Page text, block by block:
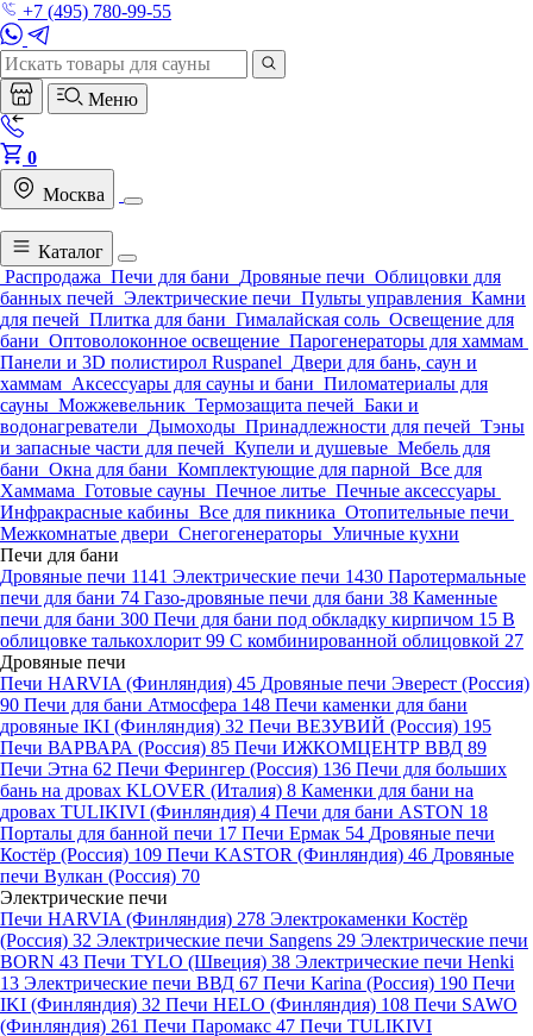
+7 (495) 780-99-55
Меню
0
Москва
Каталог
Распродажа Печи для бани Дровяные печи Облицовки для
банных печей Электрические печи Пульты управления Камни
для печей Плитка для бани Гималайская соль Освещение для
бани Оптоволоконное освещение Парогенераторы для хаммам
Панели и 3D полистирол Ruspanel Двери для бань, саун и
хаммам Аксессуары для сауны и бани Пиломатериалы для
сауны Можжевельник Термозащита печей Баки и
водонагреватели Дымоходы Принадлежности для печей Тэны
и запасные части для печей Купели и душевые Мебель для
бани Окна для бани Комплектующие для парной Все для
Хаммама Готовые сауны Печное литье Печные аксессуары
Инфракрасные кабины Все для пикника Отопительные печи
Межкомнатые двери Снегогенераторы Уличные кухни
Печи для бани
Дровяные печи 1141 Электрические печи 1430 Паротермальные
печи для бани 74 Газо-дровяные печи для бани 38 Каменные
печи для бани 300 Печи для бани под обкладку кирпичом 15 В
облицовке талькохлорит 99 С комбинированной облицовкой 27
Дровяные печи
Печи HARVIA (Финляндия) 45 Дровяные печи Эверест (Россия)
90 Печи для бани Атмосфера 148 Печи каменки для бани
дровяные IKI (Финляндия) 32 Печи ВЕЗУВИЙ (Россия) 195
Печи ВАРВАРА (Россия) 85 Печи ИЖКОМЦЕНТР ВВД 89
Печи Этна 62 Печи Ферингер (Россия) 136 Печи для больших
бань на дровах KLOVER (Италия) 8 Каменки для бани на
дровах TULIKIVI (Финляндия) 4 Печи для бани ASTON 18
Порталы для банной печи 17 Печи Ермак 54 Дровяные печи
Костёр (Россия) 109 Печи KASTOR (Финляндия) 46 Дровяные
печи Вулкан (Россия) 70
Электрические печи
Печи HARVIA (Финляндия) 278 Электрокаменки Костёр
(Россия) 32 Электрические печи Sangens 29 Электрические печи
BORN 43 Печи TYLO (Швеция) 38 Электрические печи Henki
13 Электрические печи ВВД 67 Печи Karina (Россия) 190 Печи
IKI (Финляндия) 32 Печи HELO (Финляндия) 108 Печи SAWO
(Финляндия) 261 Печи Паромакс 47 Печи TULIKIVI